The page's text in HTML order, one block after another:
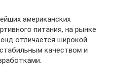
американских
питания, на рынке
отличается широкой
качеством и